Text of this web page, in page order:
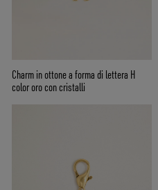
Charm in ottone a forma di lettera H
color oro con cristalli